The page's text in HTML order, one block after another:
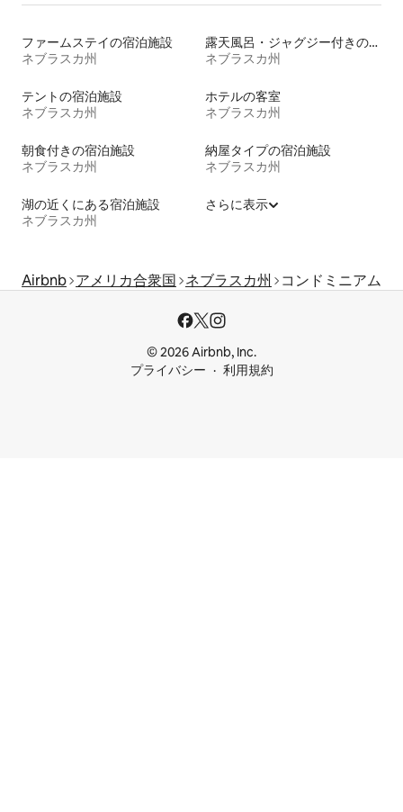
ファームステイの宿泊施設
ネブラスカ州
露天風呂・ジャグジー付きの宿泊施設
ネブラスカ州
テントの宿泊施設
ネブラスカ州
ホテルの客室
ネブラスカ州
朝食付きの宿泊施設
ネブラスカ州
納屋タイプの宿泊施設
ネブラスカ州
湖の近くにある宿泊施設
ネブラスカ州
さらに表示
Airbnb アメリカ合衆国 ネブラスカ州 コンドミニアム
© 2026 Airbnb, Inc.
プライバシー
利用規約